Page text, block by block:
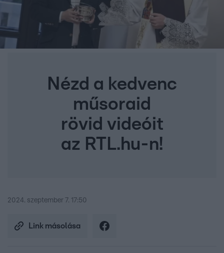
Nézd a kedvenc
műsoraid
rövid videóit
az RTL.hu-n!
2024. szeptember 7. 17:50
Link másolása